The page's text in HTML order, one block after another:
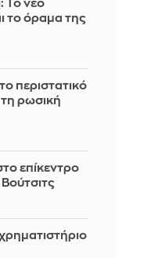
Το νέο
το όραμα της
περιστατικό
ρωσική
επίκεντρο